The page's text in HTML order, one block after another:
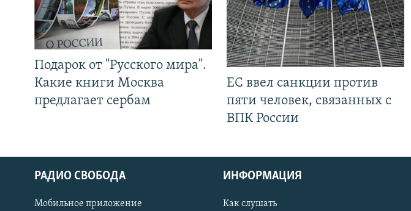
СОЦИАЛЬНЫЕ СЕТИ
Подарок от "Русского мира".
Какие книги Москва
предлагает сербам
ЕС ввел санкции против
пяти человек, связанных с
ВПК России
РАДИО СВОБОДА
Мобильное приложение
ИНФОРМАЦИЯ
Как слушать